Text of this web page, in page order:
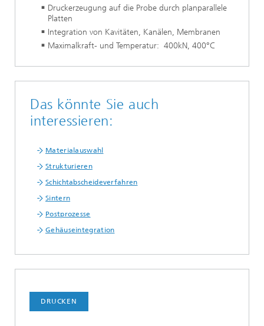
Druckerzeugung auf die Probe durch planparallele
Platten
Integration von Kavitäten, Kanälen, Membranen
Maximalkraft- und Temperatur: 400kN, 400°C
Das könnte Sie auch
interessieren:
Materialauswahl
Strukturieren
Schichtabscheideverfahren
Sintern
Postprozesse
Gehäuseintegration
DRUCKEN